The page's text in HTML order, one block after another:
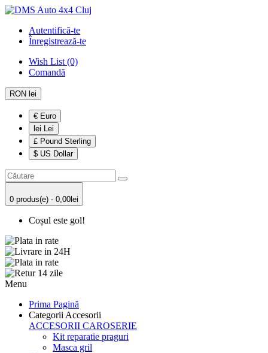
Autentifică-te
Înregistrează-te
Wish List (0)
Comandă
RON lei
€ Euro
lei Lei
£ Pound Sterling
$ US Dollar
0 produs(e) - 0,00lei
Coșul este gol!
Menu
Prima Pagină
Categorii Accesorii
ACCESORII CAROSERIE
Kit reparatie praguri
Masca gril